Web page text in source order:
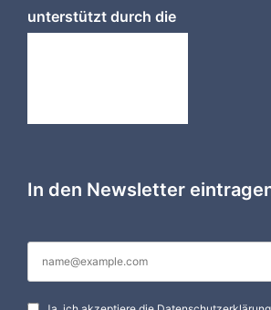
unterstützt durch die
In den Newsletter